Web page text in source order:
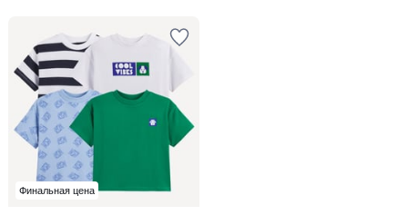
Финальная цена